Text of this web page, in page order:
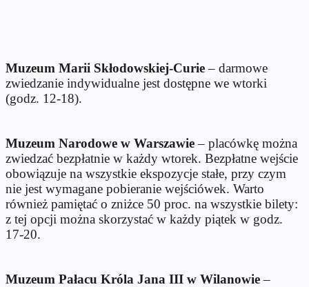
Muzeum Marii Skłodowskiej-Curie– darmowe
zwiedzanie indywidualne jest dostępne we wtorki
(godz. 12-18).
Muzeum Narodowe w Warszawie– placówkę można
zwiedzać bezpłatnie w każdy wtorek. Bezpłatne wejście
obowiązuje na wszystkie ekspozycje stałe, przy czym
nie jest wymagane pobieranie wejściówek. Warto
również pamiętać o zniżce 50 proc. na wszystkie bilety:
z tej opcji można skorzystać w każdy piątek w godz.
17-20.
Muzeum Pałacu Króla Jana III w Wilanowie–